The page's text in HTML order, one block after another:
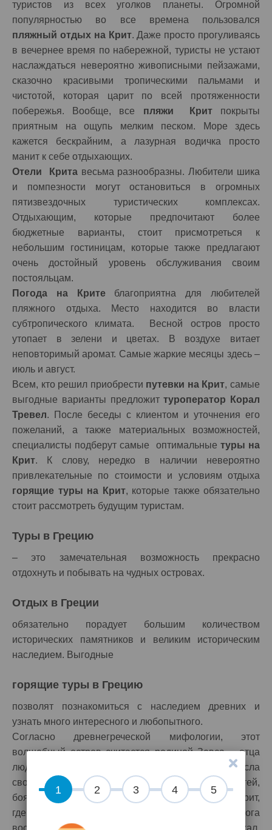
1 2 3 4 5
туристов из всех уголков планеты. Огромной
популярностью во все времена пользовался
пляжный отдых на Крит. Даже просто прогуливаясь
в вечернее время по набережной, туристы не устают
наслаждаться невероятно живописными пейзажами,
сказочно красивыми тропическими пальмами и
чистотой, которая царит по всей протяженности
побережья. Вообще, все пляжи Критпокрыты
приятным на ощупь мелким песком. Море здесь
кажется бескрайним, а лазурная водичка просто
манит к себе отдыхающих.
Отели Критавесьма разнообразны. Любители шика
и помпезности могут остановиться в огромных
пятизвездочных туристических комплексах.
Отдыхающим, которые предпочитают более
бюджетные варианты, стоит присмотреться к
небольшим гостиницам, которые также предлагают
очень достойный уровень обслуживания своим
постояльцам.
Погода на Критеблагоприятна для любителей
пляжного отдыха. Место находится во власти
субтропического климата. Весной остров просто
утопает в зелени и цветах. В воздухе витает
неповторимый аромат. Самые жаркие месяцы здесь –
июль и август.
Всем, кто решил приобрести путевки на Крит, самые
выгодные варианты предложиттуроператор Корал
Тревел. После беседы с клиентом и уточнения его
пожеланий, а также материальных возможностей,
специалисты подберут самые оптимальные туры на
Крит. К слову, нередко в наличии невероятно
привлекательные по стоимости и условиям отдыха
горящие туры на Крит, которые также обязательно
стоит рассмотреть будущим туристам.
Туры в Грецию
– это замечательная возможность прекрасно
отдохнуть и побывать на чудных островах.
Отдых в Греции
обязательно порадует большим количеством
исторических памятников и великим историческим
наследием. Выгодные
горящие туры в Грецию
позволят познакомиться с наследием древних и
узнать много интересного и любопытного.
Согласно древнегреческой мифологии, этот
волшебный остров считается родиной Зевса – отца
людей и богов. Мать Зевса Рея героически спасла
своего дитя от мужа Крона, глотавшего своих детей,
боясь лишиться власти. Рее пришлось бежать на Крит,
где она благополучно родила Зевса в пещере. Бога
воспитывали нимфы, а когда Зевс вырос и возмужал,